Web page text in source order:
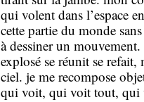
qui volent dans l’espace
cette partie du monde
à dessiner un
explosé se réunit se
ciel. je me recompose
qui voit, qui voit tout, qui